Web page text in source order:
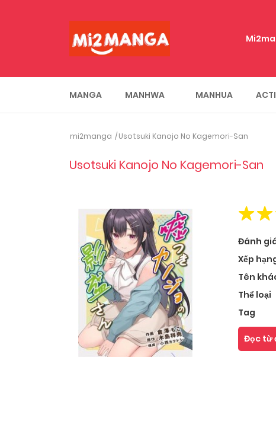
MANGA MANHWA MANHUA
mi2manga Usotsuki Kanojo No Kagemori-San
Usotsuki Kanojo No Kagemori-San
Đánh
Xếp
Tên
Thể loại
Tag
Đọc từ